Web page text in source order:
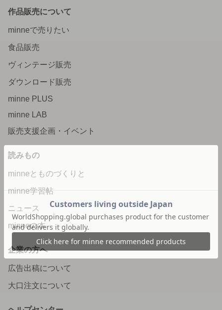
作品販売について
minneで売りたい
食品販売
ヴィンテージ販売
ダウンロード販売
minne PLUS
minne LAB
販売支援企画・イベント
読みもの
minneとものづくりと
minne学習帖
ニュース
minneの本
企業の方へ
広告出稿について
大口注文について